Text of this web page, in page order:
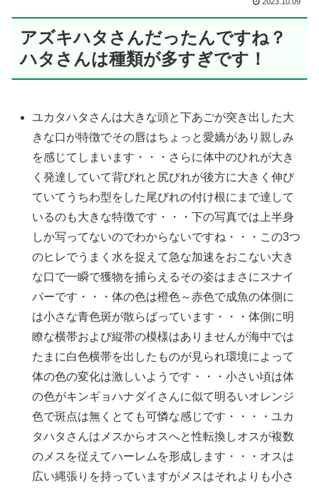
アズキハタさんだったんですね？
ハタさんは種類が多すぎです！
ユカタハタさんは大きな頭と下あごが突き出した大
きな口が特徴でその唇はちょっと愛嬌があり親しみ
を感じてしまいます・・・さらに体中のひれが大き
く発達していて背びれと尻びれが後方に大きく伸び
ていてうちわ型をした尾びれの付け根にまで達して
いるのも大きな特徴です・・・下の写真では上半身
しか写ってないのでわからないですね・・・この3つ
のヒレでうまく水を捉えて急な加速をおこない大き
な口で一瞬で獲物を捕らえるその姿はまさにスナイ
パーです・・・体の色は橙色～赤色で成魚の体側に
は小さな青色斑が散らばっています・・・体側に明
瞭な横帯および縦帯の模様はありませんが海中では
たまに白色横帯を出したものが見られ環境によって
体の色の変化は激しいようです・・・小さい頃は体
の色がキンギョハナダイさんに似て明るいオレンジ
色で斑点は無くとても可憐な感じです・・・・ユカ
タハタさんはメスからオスへと性転換しオスが複数
のメスを従えてハーレムを形成します・・・オスは
広い縄張りを持っていますがメスはそれよりも小さ